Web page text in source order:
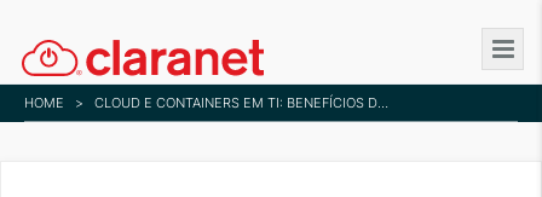
to
main
content
HOME > CLOUD E CONTAINERS EM TI: BENEFÍCIOS DO SEU USO